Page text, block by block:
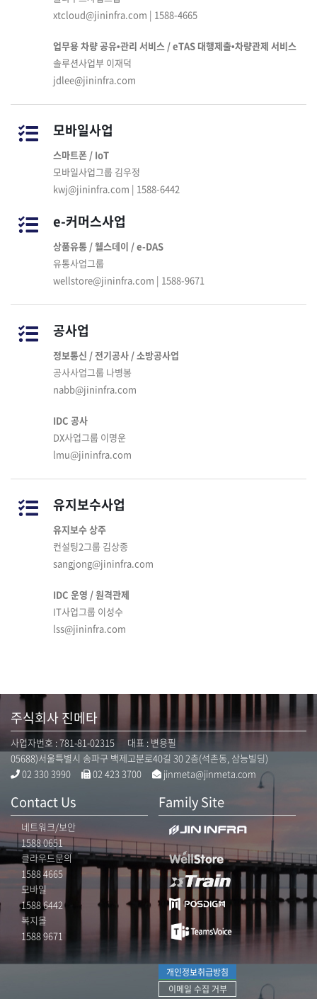
xtcloud@jininfra.com | 1588-4665
업무용 차량 공유•관리 서비스 / eTAS 대행제출•차량관제 서비스
솔루션사업부 이재덕
jdlee@jininfra.com
모바일사업
스마트폰 / IoT
모바일사업그룹 김우정
kwj@jininfra.com | 1588-6442
e-커머스사업
상품유통 / 웰스데이 / e-DAS
유통사업그룹
wellstore@jininfra.com | 1588-9671
공사업
정보통신 / 전기공사 / 소방공사업
공사사업그룹 나병봉
nabb@jininfra.com
IDC 공사
DX사업그룹 이명운
lmu@jininfra.com
유지보수사업
유지보수 상주
컨설팅2그룹 김상종
sangjong@jininfra.com
IDC 운영 / 원격관제
IT사업그룹 이성수
lss@jininfra.com
주식회사 진메타
사업자번호 : 781-81-02315 대표 : 변용필
05688)서울특별시 송파구 백제고분로40길 30 2층(석촌동, 삼능빌딩)
02 330 3990
02 423 3700 jinmeta@jinmeta.com
Contact Us
네트워크/보안
1588 0651
클라우드문의
1588 4665
모바일
1588 6442
복지몰
1588 9671
Family Site
개인정보취급방침
이메일 수집 거부